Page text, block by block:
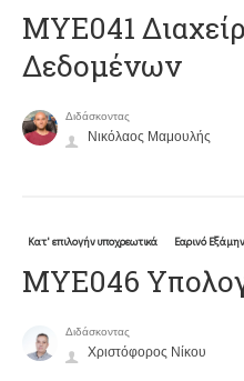
ΜΥΕ041
Δεδομένων
Διδάσκοντας
Νικόλαος Μαμουλής
Κατ' επιλογήν υποχρεωτικά Εαρινό
ΜΥΕ046
Διδάσκοντας
Χριστόφορος Νίκου